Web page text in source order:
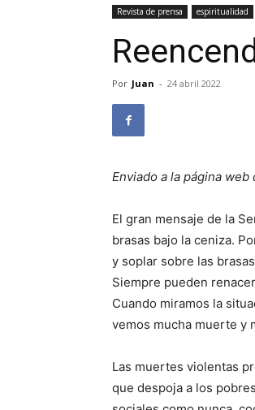
Revista de prensa espiritualidad
Por Juan - 24 abril 2022
Enviado a la página web
El gran mensaje de la
brasas bajo la ceniza.
y soplar sobre las
Siempre pueden
Cuando miramos la
vemos mucha muerte y
Las muertes violentas
que despoja a los